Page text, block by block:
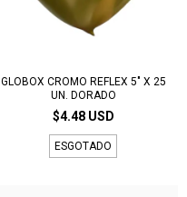
GLOBOX CROMO REFLEX 5" X 25
UN. DORADO
$4.48 USD
ESGOTADO